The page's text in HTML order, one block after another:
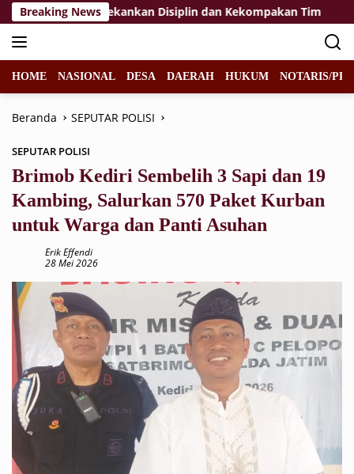
Langsung
ke
konten
Breaking News
2026, Tekankan Disiplin dan Kekompakan Tim
HOME NASIONAL DESA DAERAH HUKUM NOTARIS/
Beranda SEPUTAR POLISI
SEPUTAR POLISI
Brimob Kediri Sembelih 3 Sapi dan 19
Kambing, Salurkan 570 Paket Kurban
untuk Warga dan Panti Asuhan
Erik Effendi
28 Mei 2026